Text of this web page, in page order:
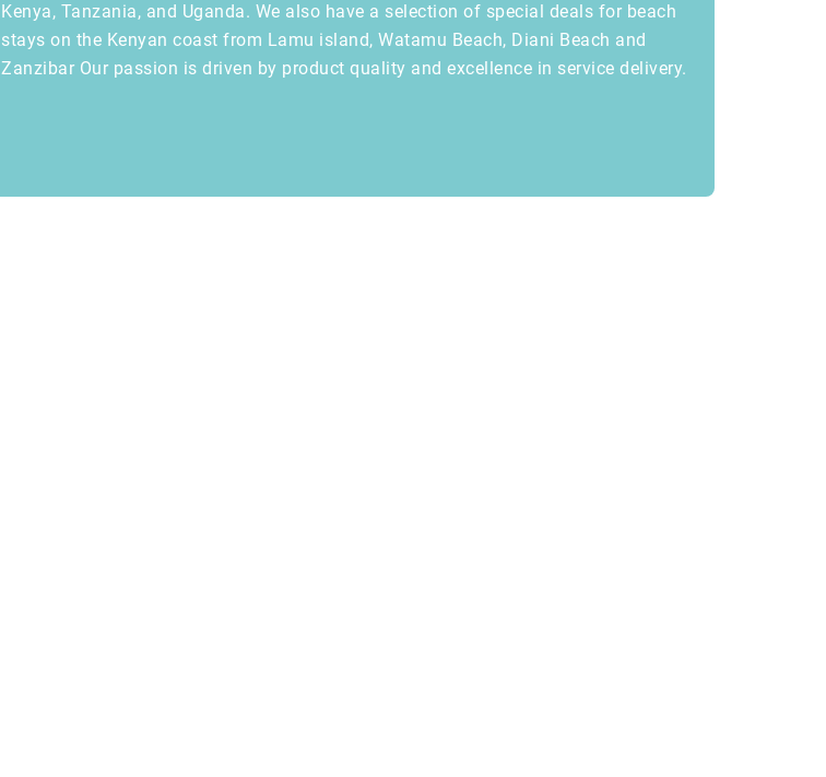
Kenya, Tanzania, and Uganda. We also have a selection of special deals for beach
stays on the Kenyan coast from Lamu island, Watamu Beach, Diani Beach and
Zanzibar Our passion is driven by product quality and excellence in service delivery.